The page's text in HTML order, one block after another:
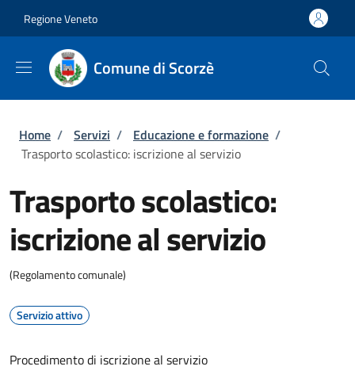
Regione Veneto
Comune di Scorzè
Briciole di pane
Home / Servizi / Educazione e formazione /
Trasporto scolastico: iscrizione al servizio
Trasporto scolastico:
iscrizione al servizio
(Regolamento comunale)
Servizio attivo
Procedimento di iscrizione al servizio